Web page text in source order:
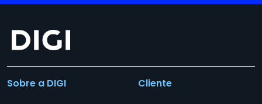
Sobre a DIGI Cliente